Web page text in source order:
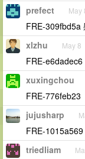
prefect May
FRE-309fbd5a
xlzhu May 8
FRE-e6dadec6
xuxingchou
FRE-776feb23
jujusharp
FRE-
triedliam